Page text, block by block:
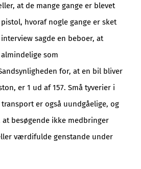
at de mange gange er blevet
hvoraf nogle gange er sket
sagde en beboer, at
som
for, at en bil bliver
er 1 ud af 157. Små tyverier i
er også uundgåelige, og
besøgende ikke medbringer
værdifulde genstande under